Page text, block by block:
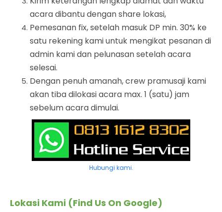
acara dibantu dengan share lokasi,
Pemesanan fix, setelah masuk DP min. 30% ke
satu rekening kami untuk mengikat pesanan di
admin kami dan pelunasan setelah acara
selesai.
Dengan penuh amanah, crew pramusaji kami
akan tiba dilokasi acara max. 1 (satu) jam
sebelum acara dimulai.
Hubungi kami.
Lokasi Kami (Find Us On Google)